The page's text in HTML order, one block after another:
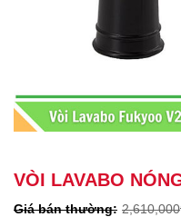
VÒI LAVABO
2,610,000